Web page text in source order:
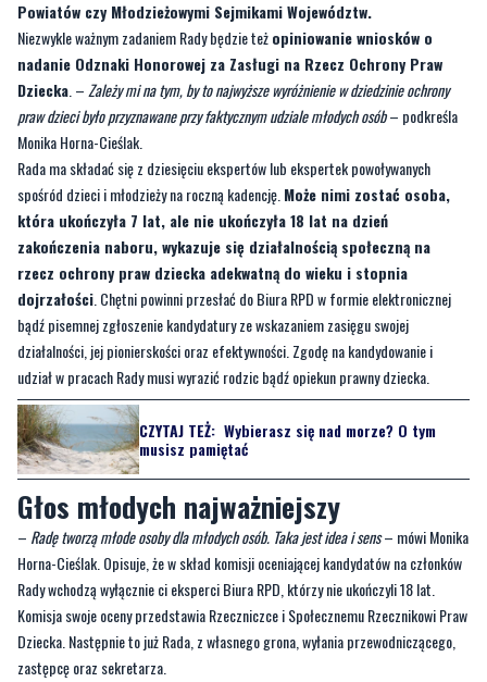
Rada będzie również współdziałać zBiurem Rzecznika Praw
Obywatelskich, organami administracji rządowej, Sejmem i
Senatem, samorządem oraz z Młodzieżowymi Radami Gmin, Miast i
Powiatów czy Młodzieżowymi Sejmikami Województw.
Niezwykle ważnym zadaniem Rady będzie teżopiniowanie wniosków o
nadanie Odznaki Honorowej za Zasługi na Rzecz Ochrony Praw
Dziecka. –Zależy mi na tym, by to najwyższe wyróżnienie w dziedzinie ochrony
praw dzieci było przyznawane przy faktycznym udziale młodych osób– podkreśla
Monika Horna-Cieślak.
Rada ma składać się z dziesięciu ekspertów lub ekspertek powoływanych
spośród dzieci i młodzieży na roczną kadencję. Może nimi zostać osoba,
która ukończyła 7 lat, ale nie ukończyła 18 lat na dzień
zakończenia naboru, wykazuje się działalnością społeczną na
rzecz ochrony praw dziecka adekwatną do wieku i stopnia
dojrzałości. Chętni powinni przesłać do Biura RPD w formie elektronicznej
bądź pisemnej zgłoszenie kandydatury ze wskazaniem zasięgu swojej
działalności, jej pionierskości oraz efektywności. Zgodę na kandydowanie i
udział w pracach Rady musi wyrazić rodzic bądź opiekun prawny dziecka.
CZYTAJ TEŻ:Wybierasz się nad morze? O tym
musisz pamiętać
Głos młodych najważniejszy
–Radę tworzą młode osoby dla młodych osób. Taka jest idea i sens– mówi Monika
Horna-Cieślak. Opisuje, że w skład komisji oceniającej kandydatów na członków
Rady wchodzą wyłącznie ci eksperci Biura RPD, którzy nie ukończyli 18 lat.